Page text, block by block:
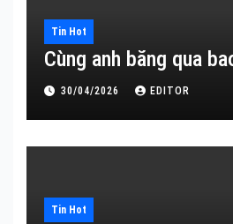
Tin Hot
Cùng anh băng qua
30/04/2026 EDITOR
Tin Hot